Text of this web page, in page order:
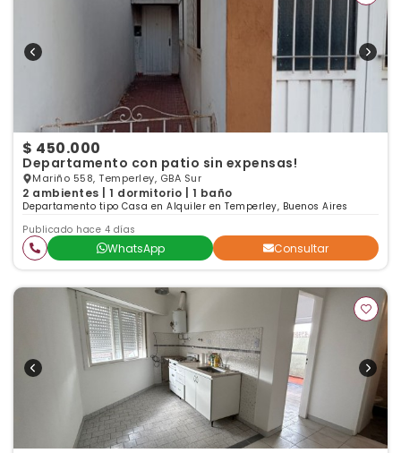
$ 450.000
Departamento con patio sin expensas!
Mariño 558, Temperley, GBA Sur
2 ambientes | 1 dormitorio | 1 baño
Departamento tipo Casa en Alquiler en Temperley, Buenos Aires
Publicado hace 4 días
WhatsApp Consultar